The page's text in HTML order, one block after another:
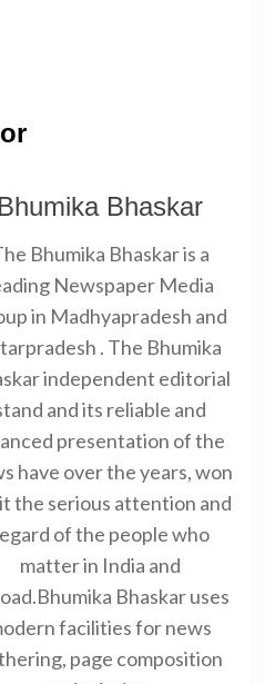
Bhumika Bhaskar
Bhumika Bhaskar is a
Newspaper Media
in Madhyapradesh and
. The Bhumika
independent editorial
and its reliable and
presentation of the
have over the years, won
the serious attention and
of the people who
matter in India and
Bhaskar uses
facilities for news
page composition